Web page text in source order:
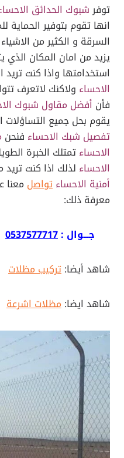
توفرشبوك الحدائق
انها تقوم بتوفير الحماية
السرقة و الكثير من
يزيد من امان المكان الذي
استخدامتها واذا كنت تريد
الاحساء ولاكنك لاتعرف
فأن أفضل مقاول شبوك
يقوم بحل جميع
تفصيل شبك الاحساء فنحن
الاحساءتمتلك الخبرة
الاحساء لذلك اذا كنت تريد
أمنية الاحساءتواصل معنا
معرفة ذلك:
جـــوال :0537577717
شاهد أيضا:تركيب مظلات
شاهد ايضا:مظلات اشرعة